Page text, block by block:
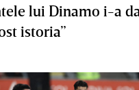
lui Dinamo i-a
istoria”